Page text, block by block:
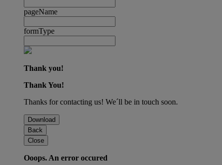
pageName
formType
Thank you!
Thank You!
Thanks for contacting us! We´ll be in touch soon.
Download
Back
Close
Ooops. An error occured